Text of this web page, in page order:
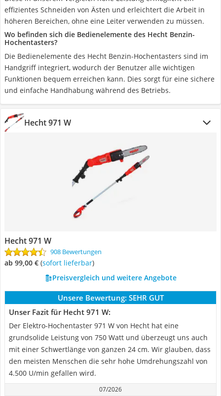
effizientes Schneiden von Ästen und erleichtert die Arbeit in
höheren Bereichen, ohne eine Leiter verwenden zu müssen.
Wo befinden sich die Bedienelemente des Hecht Benzin-
Hochentasters?
Die Bedienelemente des Hecht Benzin-Hochentasters sind im
Handgriff integriert, wodurch der Benutzer alle wichtigen
Funktionen bequem erreichen kann. Dies sorgt für eine sichere
und einfache Handhabung während des Betriebs.
Hecht 971 W
Hecht 971 W
908 Bewertungen
ab 99,00 € ( Sofort lieferbar)
Preisvergleich und weitere Angebote
Unsere Bewertung: SEHR GUT
Unser Fazit für Hecht 971 W:
Der Elektro-Hochentaster 971 W von Hecht hat eine
grundsolide Leistung von 750 Watt und überzeugt uns auch
mit einer Schwertlänge von ganzen 24 cm. Wir glauben, dass
den meisten Menschen die sehr hohe Umdrehungszahl von
4.500 U/min gefallen wird.
07/2026